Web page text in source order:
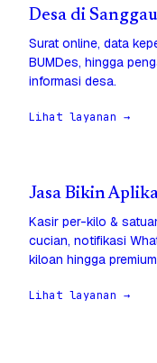
Desa di Sanggau
Surat online, data
BUMDes, hingga
informasi desa.
Lihat layanan →
Jasa Bikin
Kasir per-kilo &
cucian, notifikasi
kiloan hingga
Lihat layanan →